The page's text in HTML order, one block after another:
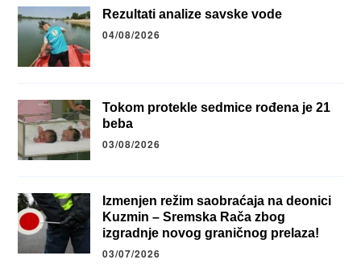
Rezultati analize savske vode
04/08/2026
Tokom protekle sedmice rođena je 21
beba
03/08/2026
Izmenjen režim saobraćaja na deonici
Kuzmin – Sremska Rača zbog
izgradnje novog graničnog prelaza!
03/07/2026